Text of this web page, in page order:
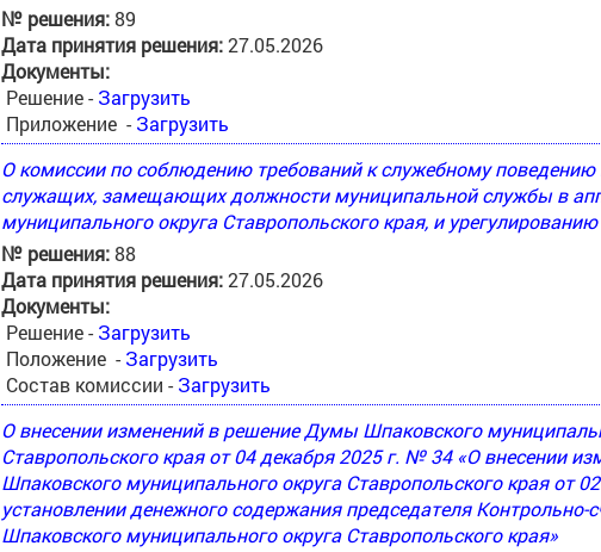
№ решения:89
Дата принятия решения:27.05.2026
Документы:
Решение - Загрузить
Приложение - Загрузить
О комиссии по соблюдению требований к служебному
служащих, замещающих должности муниципальной службы в
муниципального округа Ставропольского края, и
№ решения:88
Дата принятия решения:27.05.2026
Документы:
Решение - Загрузить
Положение - Загрузить
Состав комиссии - Загрузить
О внесении изменений в решение Думы Шпаковского
Ставропольского края от 04 декабря 2025 г. № 34 «О внесении
Шпаковского муниципального округа Ставропольского края от
установлении денежного содержания председателя Контрольно-
Шпаковского муниципального округа Ставропольского края»